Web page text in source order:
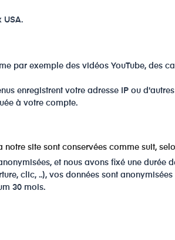
USA.
par exemple des vidéos YouTube, des
enregistrent votre adresse IP ou
à votre compte.
site sont conservées comme suit,
et nous avons fixé une durée
clic, ..), vos données sont
30 mois.